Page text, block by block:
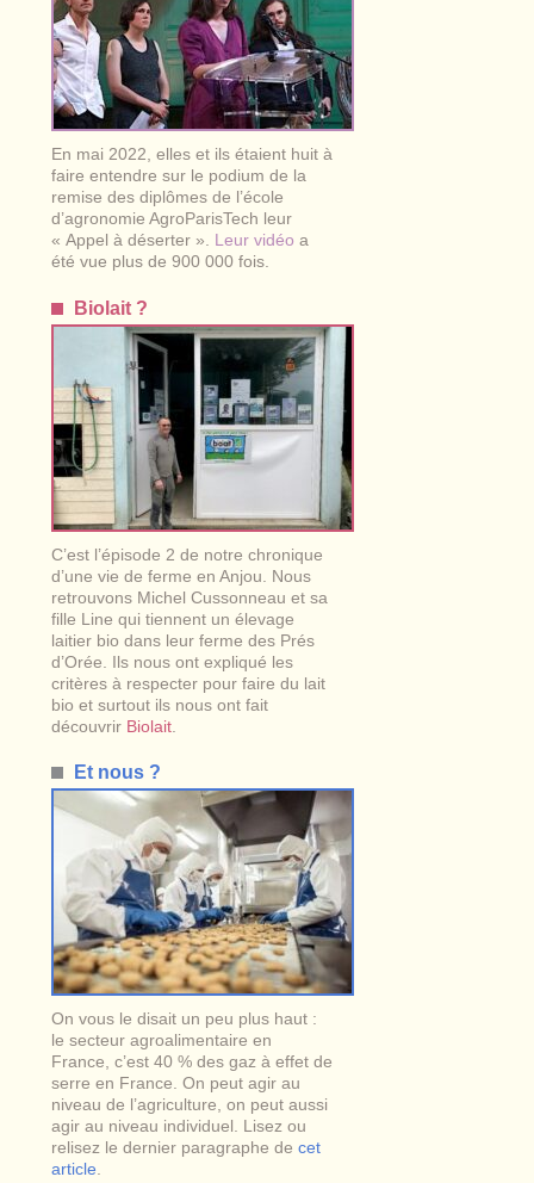
En mai 2022, elles et ils étaient huit à
faire entendre sur le podium de la
remise des diplômes de l’école
d’agronomie AgroParisTech leur
« Appel à déserter ». Leur vidéo a
été vue plus de 900 000 fois.
Biolait ?
C’est l’épisode 2 de notre chronique
d’une vie de ferme en Anjou. Nous
retrouvons Michel Cussonneau et sa
fille Line qui tiennent un élevage
laitier bio dans leur ferme des Prés
d’Orée. Ils nous ont expliqué les
critères à respecter pour faire du lait
bio et surtout ils nous ont fait
découvrir Biolait
Et nous ?
On vous le disait un peu plus haut :
le secteur agroalimentaire en
France, c’est 40 % des gaz à effet de
serre en France. On peut agir au
niveau de l’agriculture, on peut aussi
agir au niveau individuel. Lisez ou
relisez le dernier paragraphe decet
article